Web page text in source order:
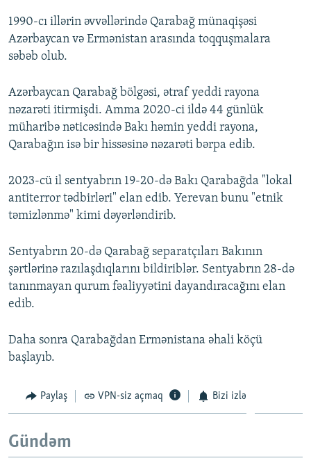
1990-cı illərin əvvəllərində Qarabağ münaqişəsi
Azərbaycan və Ermənistan arasında toqquşmalara
səbəb olub.
Azərbaycan Qarabağ bölgəsi, ətraf yeddi rayona
nəzarəti itirmişdi. Amma 2020-ci ildə 44 günlük
müharibə nəticəsində Bakı həmin yeddi rayona,
Qarabağın isə bir hissəsinə nəzarəti bərpa edib.
2023-cü il sentyabrın 19-20-də Bakı Qarabağda "lokal
antiterror tədbirləri" elan edib. Yerevan bunu "etnik
təmizlənmə" kimi dəyərləndirib.
Sentyabrın 20-də Qarabağ separatçıları Bakının
şərtlərinə razılaşdıqlarını bildiriblər. Sentyabrın 28-də
tanınmayan qurum fəaliyyətini dayandıracağını elan
edib.
Daha sonra Qarabağdan Ermənistana əhali köçü
başlayıb.
Paylaş VPN-siz açmaq Bizi izlə
Gündəm